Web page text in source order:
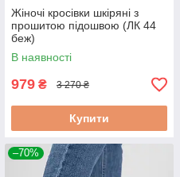
Жіночі кросівки шкіряні з
прошитою підошвою (ЛК 44
беж)
В наявності
979 ₴ 3 270 ₴
Купити
–70%